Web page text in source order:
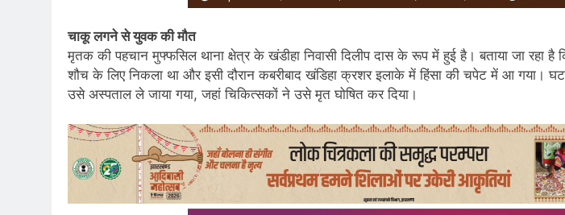
चाकू लगने से युवक की मौत
मृतक की पहचान मुफ्फसिल थाना क्षेत्र के खंडीहा निवासी दिलीप दास के रूप में हुई है। बताया जा रहा है
शौच के लिए निकला था और इसी दौरान कबरीबाद खंडिहा क्रशर इलाके में हिंसा की चपेट में आ गया।
उसे अस्पताल ले जाया गया, जहां चिकित्सकों ने उसे मृत घोषित कर दिया।